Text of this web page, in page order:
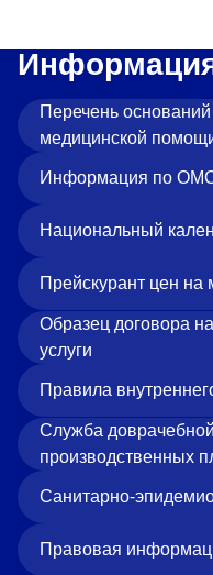
Перечень
медицинской
Информация по
Национальный
Прейскурант цен на
Образец договора
услуги
Правила
Служба
производственных
Санитарно-
Правовая